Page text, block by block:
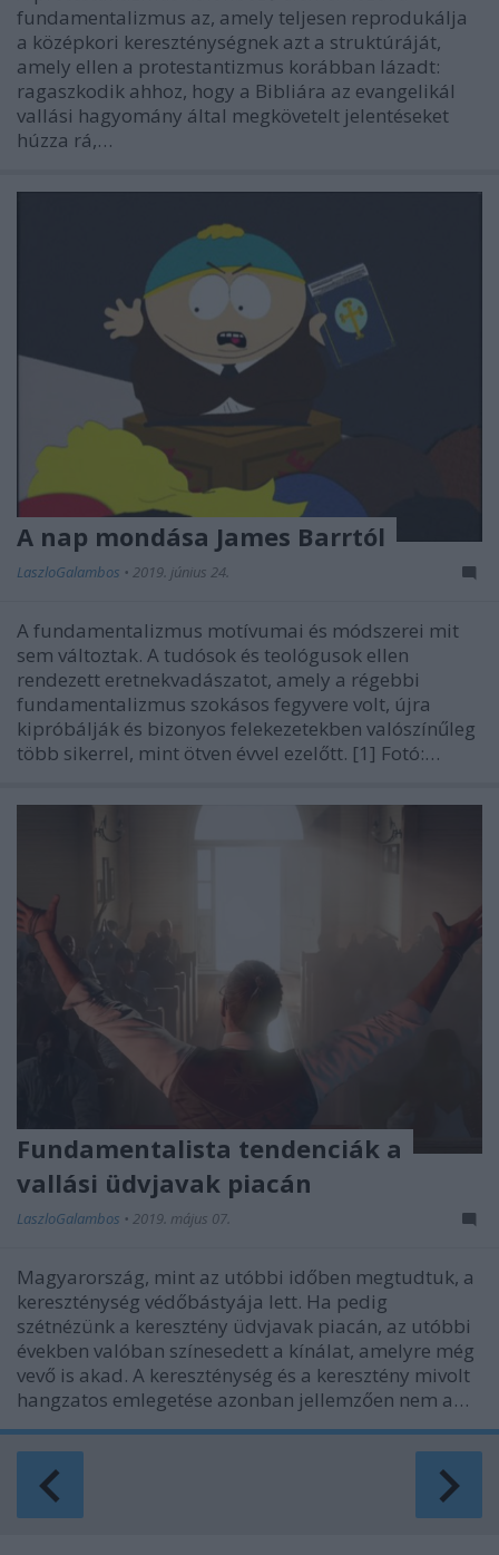
fundamentalizmus az, amely teljesen reprodukálja
a középkori kereszténységnek azt a struktúráját,
amely ellen a protestantizmus korábban lázadt:
ragaszkodik ahhoz, hogy a Bibliára az evangelikál
vallási hagyomány által megkövetelt jelentéseket
húzza rá,…
A nap mondása James Barrtól
LaszloGalambos • 2019. június 24.
A fundamentalizmus motívumai és módszerei mit
sem változtak. A tudósok és teológusok ellen
rendezett eretnekvadászatot, amely a régebbi
fundamentalizmus szokásos fegyvere volt, újra
kipróbálják és bizonyos felekezetekben valószínűleg
több sikerrel, mint ötven évvel ezelőtt. [1] Fotó:…
Fundamentalista tendenciák a
vallási üdvjavak piacán
LaszloGalambos • 2019. május 07.
Magyarország, mint az utóbbi időben megtudtuk, a
kereszténység védőbástyája lett. Ha pedig
szétnézünk a keresztény üdvjavak piacán, az utóbbi
években valóban színesedett a kínálat, amelyre még
vevő is akad. A kereszténység és a keresztény mivolt
hangzatos emlegetése azonban jellemzően nem a…